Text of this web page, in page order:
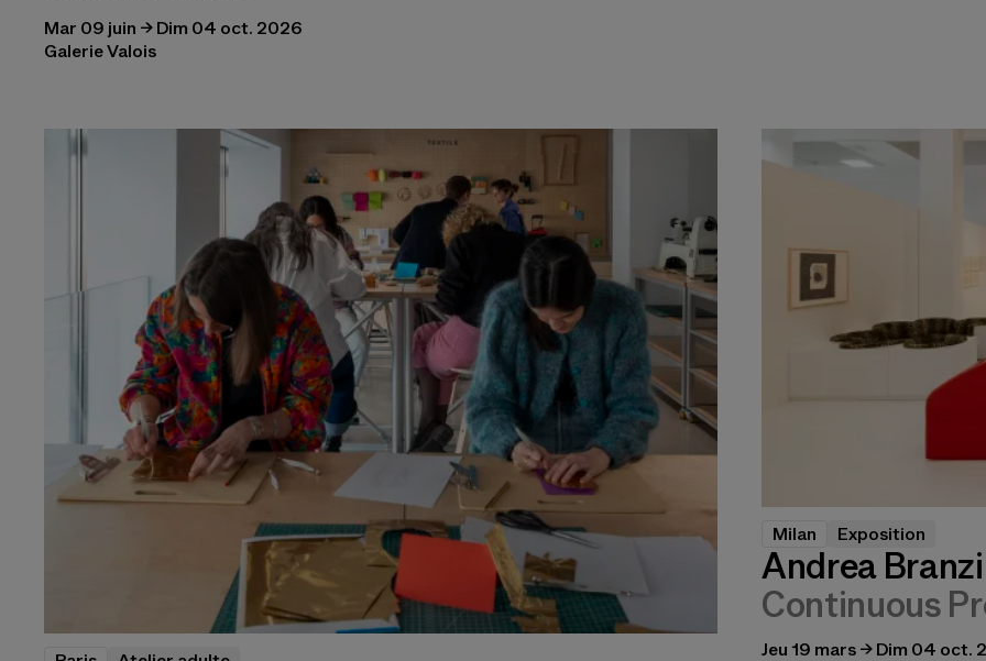
Mar 09 juin → Dim 04 oct. 2026
Galerie Valois
Milan Exposition
Andrea
Continuous
Jeu 19 mars → Dim 04 oct.